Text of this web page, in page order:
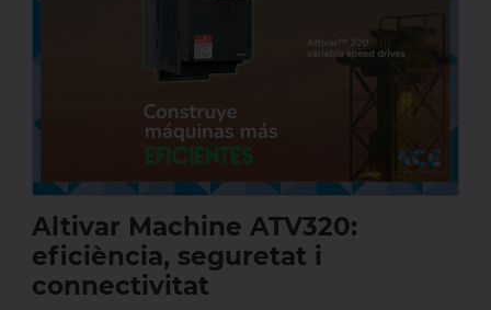
seguretat i connectivitat
Altivar Machine ATV320:
eficiència, seguretat i
connectivitat